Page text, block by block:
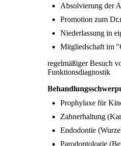
Absolvierung der
Promotion zum
Niederlassung in
Mitgliedschaft im
regelmäßiger Besuch
Funktionsdiagnostik
Prophylaxe für
Zahnerhaltung
Endodontie
Parodontologie